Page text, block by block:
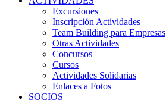
Excursiones
Inscripción Actividades
Team Building para Empresas
Otras Actividades
Concursos
Cursos
Actividades Solidarias
Enlaces a Fotos
SOCIOS